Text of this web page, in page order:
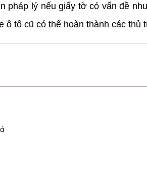
pháp lý nếu giấy tờ có vấn đề
tô cũ có thể hoàn thành các thủ